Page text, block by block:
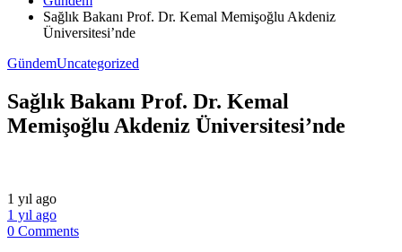
Sağlık Bakanı Prof. Dr. Kemal Memişoğlu Akdeniz
Üniversitesi’nde
GündemUncategorized
Sağlık Bakanı Prof. Dr. Kemal
Memişoğlu Akdeniz Üniversitesi’nde
1 yıl ago
1 yıl ago
0 Comments